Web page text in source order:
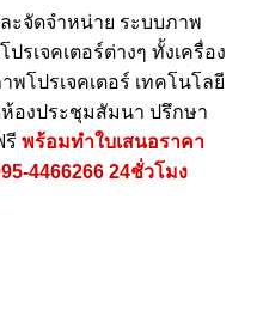
ะจัดจำหน่าย ระบบภาพ
รเจคเตอร์ต่างๆ ทั้งเครื่อง
พโปรเจคเตอร์ เทคโนโลยี
องประชุมสัมนา ปรึกษา
รี พร้อมทำใบเสนอราคา
4466266 24ชั่วโมง